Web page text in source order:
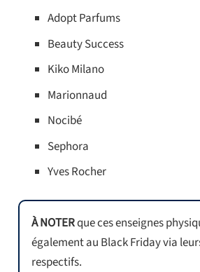
Adopt Parfums
Beauty Success
Kiko Milano
Marionnaud
Nocibé
Sephora
Yves Rocher
À NOTERque ces enseignes
également au Black Friday via
respectifs.